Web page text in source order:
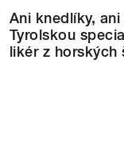
Ani knedlíky,
Tyrolskou
likér z horských